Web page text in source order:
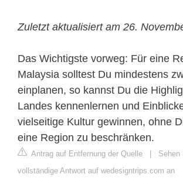
Zuletzt aktualisiert am 26.
Das Wichtigste vorweg: Für eine
Malaysia solltest Du mindestens
einplanen, so kannst Du die
Landes kennenlernen und
vielseitige Kultur gewinnen, ohne
eine Region zu beschränken.
Antrag auf Entfernung der Quelle
Sehen
vollständige Antwort auf wedesigntrips.com an